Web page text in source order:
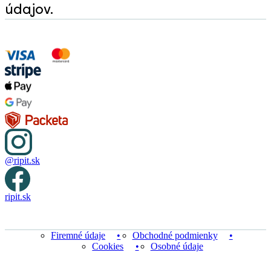
údajov.
@ripit.sk
ripit.sk
Firemné údaje
Obchodné podmienky
Cookies
Osobné údaje